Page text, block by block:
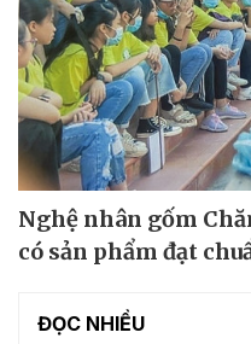
Nghệ nhân gốm
có sản phẩm đạt
ĐỌC NHIỀU